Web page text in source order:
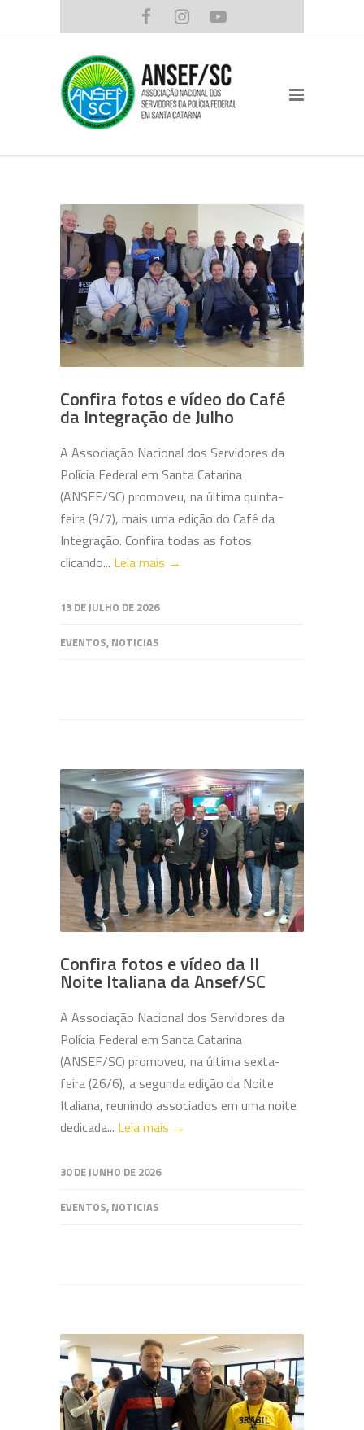
Confira fotos e vídeo do Café
da Integração de Julho
A Associação Nacional dos Servidores da
Polícia Federal em Santa Catarina
(ANSEF/SC) promoveu, na última quinta-
feira (9/7), mais uma edição do Café da
Integração. Confira todas as fotos
clicando... Leia mais →
13 DE JULHO DE 2026
EVENTOS, NOTICIAS
Confira fotos e vídeo da II
Noite Italiana da Ansef/SC
A Associação Nacional dos Servidores da
Polícia Federal em Santa Catarina
(ANSEF/SC) promoveu, na última sexta-
feira (26/6), a segunda edição da Noite
Italiana, reunindo associados em uma noite
dedicada... Leia mais →
30 DE JUNHO DE 2026
EVENTOS, NOTICIAS